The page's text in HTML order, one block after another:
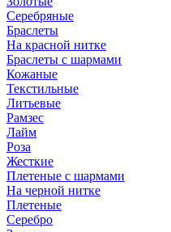
Серебряные
Браслеты
На красной нитке
Браслеты с шармами
Кожаные
Текстильные
Литьевые
Рамзес
Лайм
Роза
Жесткие
Плетеные с шармами
На черной нитке
Плетеные
Серебро